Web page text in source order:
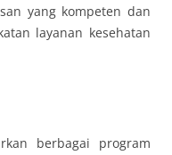
yang kompeten dan
layanan kesehatan
berbagai program